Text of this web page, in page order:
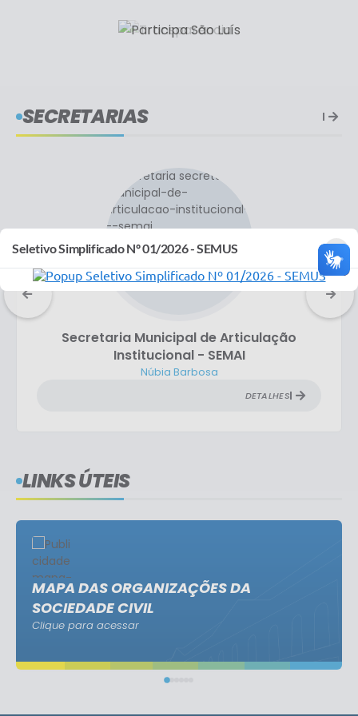
SECRETARIAS
Secretaria Municipal de Articulação
Institucional - SEMAI
Núbia Barbosa
DETALHES
LINKS ÚTEIS
MAPA DAS ORGANIZAÇÕES DA
SOCIEDADE CIVIL
Clique para acessar
×
Seletivo Simplificado Nº 01/2026 - SEMUS